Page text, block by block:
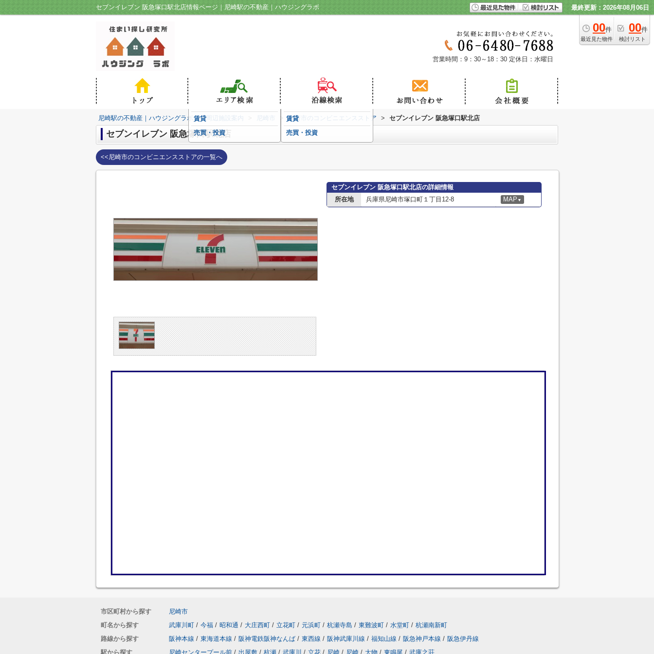
セブンイレブン 阪急塚口駅北店情報ページ｜尼崎駅の不動産｜ハウジングラボ 最終更新：2026年08月06日
00件
最近見た物件
00件
検討リスト
営業時間：9：30～18：30 定休日：水曜日
賃貸
売買・投資
賃貸
売買・投資
尼崎駅の不動産｜ハウジングラボ > 周辺施設案内 尼崎市 尼崎市のコンビニエンスストア > セブンイレブン 阪急塚口駅北店
セブンイレブン 阪急塚口駅北店
<<尼崎市のコンビニエンスストアの一覧へ
セブンイレブン 阪急塚口駅北店の詳細情報
所在地
兵庫県尼崎市塚口町１丁目12-8 MAP ▼
市区町村から探す
尼崎市
町名から探す
武庫川町 / 今福 / 昭和通 / 大庄西町 / 立花町 / 元浜町 / 杭瀬寺島 / 東難波町 / 水堂町 / 杭瀬南新町
路線から探す
阪神本線 / 東海道本線 / 阪神電鉄阪神なんば / 東西線 / 阪神武庫川線 / 福知山線 / 阪急神戸本線 / 阪急伊丹線
駅から探す
尼崎センタープール前 / 出屋敷 / 杭瀬 / 武庫川 / 立花 / 尼崎 / 尼崎 / 大物 / 東鳴尾 / 武庫之荘